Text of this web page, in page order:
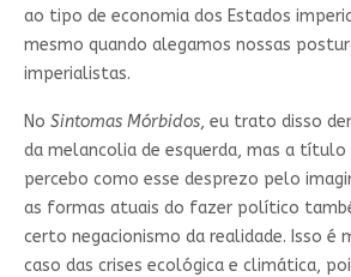
ao tipo de economia dos Estados
mesmo quando alegamos nossas
imperialistas.
No Sintomas Mórbidos, eu trato disso
da melancolia de esquerda, mas a
percebo como esse desprezo pelo
as formas atuais do fazer político
certo negacionismo da realidade. Isso é
caso das crises ecológica e climática,